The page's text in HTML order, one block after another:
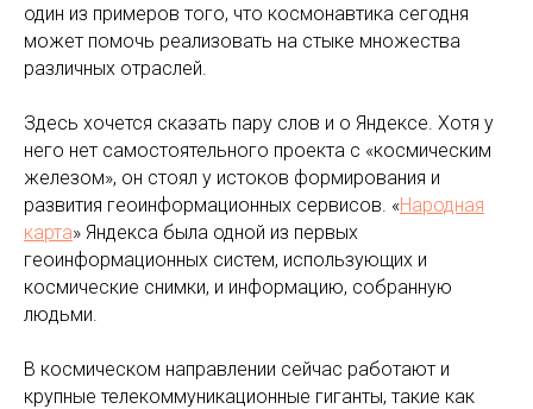
один из примеров того, что космонавтика сегодня
может помочь реализовать на стыке множества
различных отраслей.
Здесь хочется сказать пару слов и о Яндексе. Хотя у
него нет самостоятельного проекта с «космическим
железом», он стоял у истоков формирования и
развития геоинформационных сервисов. «Народная
карта» Яндекса была одной из первых
геоинформационных систем, использующих и
космические снимки, и информацию, собранную
людьми.
В космическом направлении сейчас работают и
крупные телекоммуникационные гиганты, такие как